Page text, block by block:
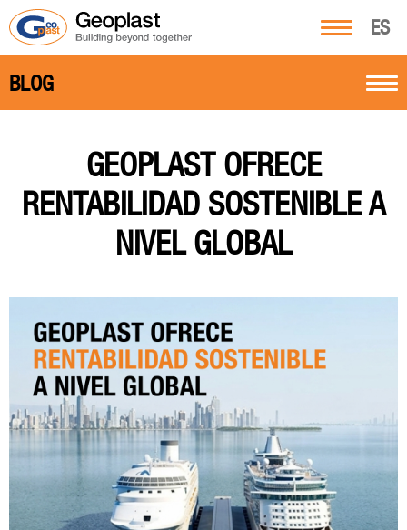
ES
BLOG
GEOPLAST OFRECE
RENTABILIDAD SOSTENIBLE A
NIVEL GLOBAL